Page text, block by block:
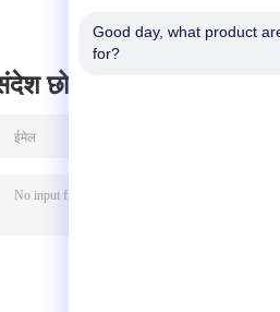
छोड़ दो
Good day, what product
for?